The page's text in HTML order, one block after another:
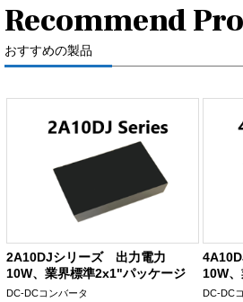
Recommend
おすすめの製品
2A10DJシリーズ 出力電力
10W、業界標準2x1"パッケージ
DC-DCコンバータ
10W
DC-DC